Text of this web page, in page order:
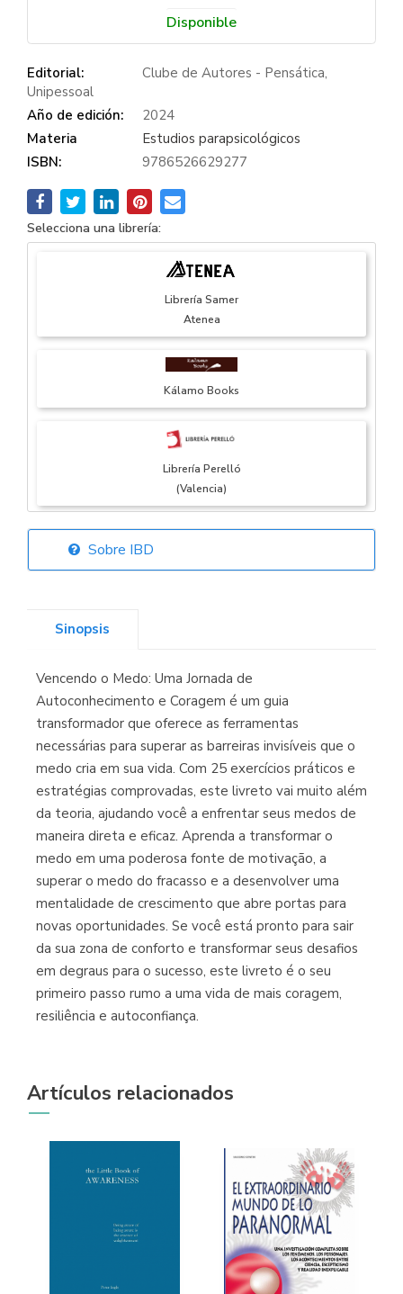
Disponible
Editorial:
Clube de Autores - Pensática,
Unipessoal
Año de edición:
2024
Materia
Estudios parapsicológicos
ISBN:
9786526629277
Selecciona una librería:
Librería Samer
Atenea
Kálamo Books
Librería Perelló
(Valencia)
Librería Elías
Librería Kolima
(Madrid)
Librería Proteo
(Málaga)
Sobre IBD
Sinopsis
Vencendo o Medo: Uma Jornada de
Autoconhecimento e Coragem é um guia
transformador que oferece as ferramentas
necessárias para superar as barreiras invisíveis que o
medo cria em sua vida. Com 25 exercícios práticos e
estratégias comprovadas, este livreto vai muito além
da teoria, ajudando você a enfrentar seus medos de
maneira direta e eficaz. Aprenda a transformar o
medo em uma poderosa fonte de motivação, a
superar o medo do fracasso e a desenvolver uma
mentalidade de crescimento que abre portas para
novas oportunidades. Se você está pronto para sair
da sua zona de conforto e transformar seus desafios
em degraus para o sucesso, este livreto é o seu
primeiro passo rumo a uma vida de mais coragem,
resiliência e autoconfiança.
Artículos relacionados